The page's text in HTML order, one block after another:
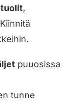
,
puuosissa
tunne